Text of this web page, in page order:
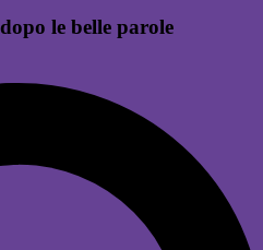
le belle parole